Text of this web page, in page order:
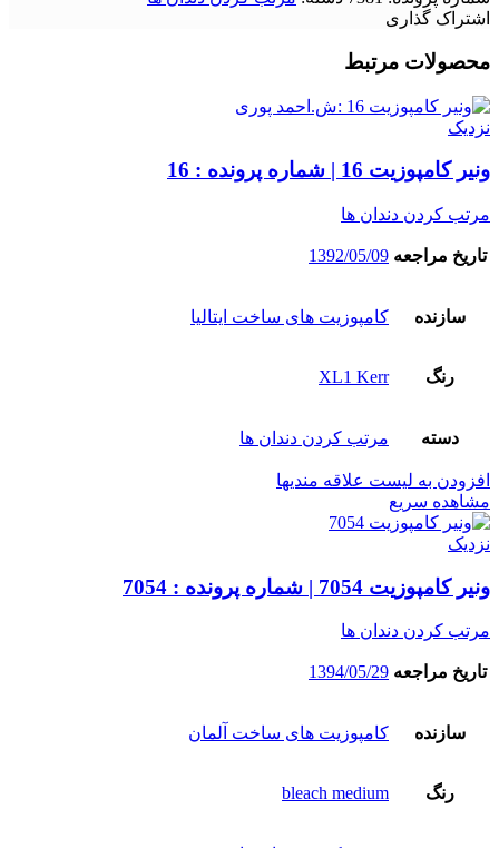
اشتراک گذاری
محصولات مرتبط
نزدیک
ونیر کامپوزیت 16 | شماره پرونده : 16
مرتب کردن دندان ها
تاریخ مراجعه 1392/05/09
سازنده کامپوزیت های ساخت ایتالیا
رنگ XL1 Kerr
دسته مرتب کردن دندان ها
افزودن به لیست علاقه مندیها
مشاهده سریع
نزدیک
ونیر کامپوزیت 7054 | شماره پرونده : 7054
مرتب کردن دندان ها
تاریخ مراجعه 1394/05/29
سازنده کامپوزیت های ساخت آلمان
رنگ bleach medium